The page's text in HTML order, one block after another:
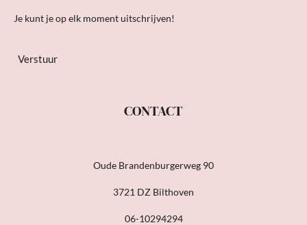
Je kunt je op elk moment uitschrijven!
Verstuur
CONTACT
Oude Brandenburgerweg 90
3721 DZ Bilthoven
06-10294294